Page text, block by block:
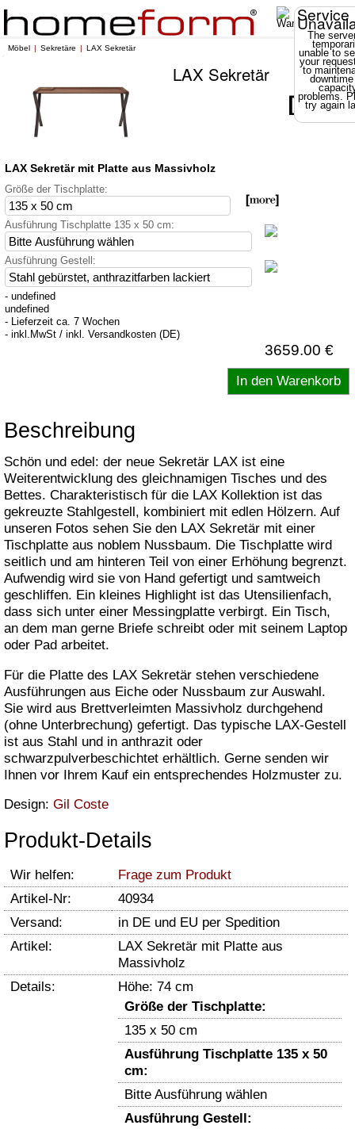
Service
The
unable to
your
to
problems.
try again
Möbel Sekretäre LAX Sekretär
LAX Sekretär
LAX Sekretär mit Platte aus Massivholz
Größe der Tischplatte:
Ausführung Tischplatte 135 x 50 cm:
Ausführung Gestell:
- undefined
undefined
- Lieferzeit ca. 7 Wochen
- inkl.MwSt / inkl. Versandkosten (DE)
3659.00 €
Beschreibung
Schön und edel: der neue Sekretär LAX ist eine
Weiterentwicklung des gleichnamigen Tisches und des
Bettes. Charakteristisch für die LAX Kollektion ist das
gekreuzte Stahlgestell, kombiniert mit edlen Hölzern. Auf
unseren Fotos sehen Sie den LAX Sekretär mit einer
Tischplatte aus noblem Nussbaum. Die Tischplatte wird
seitlich und am hinteren Teil von einer Erhöhung begrenzt.
Aufwendig wird sie von Hand gefertigt und samtweich
geschliffen. Ein kleines Highlight ist das Utensilienfach,
dass sich unter einer Messingplatte verbirgt. Ein Tisch,
an dem man gerne Briefe schreibt oder mit seinem Laptop
oder Pad arbeitet.
Für die Platte des LAX Sekretär stehen verschiedene
Ausführungen aus Eiche oder Nussbaum zur Auswahl.
Sie wird aus Brettverleimten Massivholz durchgehend
(ohne Unterbrechung) gefertigt. Das typische LAX-Gestell
ist aus Stahl und in anthrazit oder
schwarzpulverbeschichtet erhältlich. Gerne senden wir
Ihnen vor Ihrem Kauf ein entsprechendes Holzmuster zu.
Design: Gil Coste
Produkt-Details
Wir helfen:
Frage zum Produkt
Artikel-Nr:
40934
Versand:
in DE und EU per Spedition
Artikel:
LAX Sekretär mit Platte aus
Massivholz
Details:
Höhe: 74 cm
Größe der Tischplatte:
135 x 50 cm
Ausführung Tischplatte 135 x 50
cm:
Bitte Ausführung wählen
Ausführung Gestell: